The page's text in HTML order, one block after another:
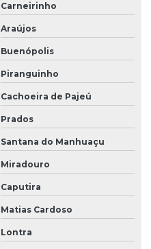
Carneirinho
Araújos
Buenópolis
Piranguinho
Cachoeira de Pajeú
Prados
Santana do Manhuaçu
Miradouro
Caputira
Matias Cardoso
Lontra